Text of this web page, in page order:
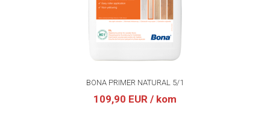
BONA PRIMER NATURAL 5/1
109,90 EUR / kom